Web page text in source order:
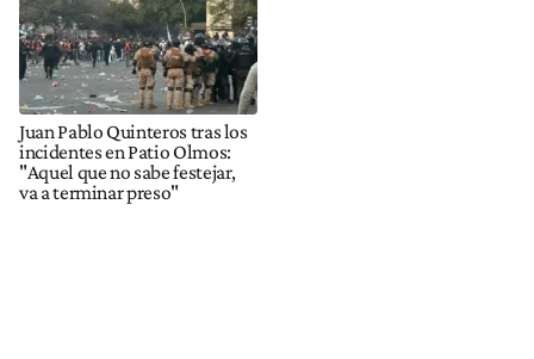
Juan Pablo Quinteros tras los
incidentes en Patio Olmos:
"Aquel que no sabe festejar,
va a terminar preso"